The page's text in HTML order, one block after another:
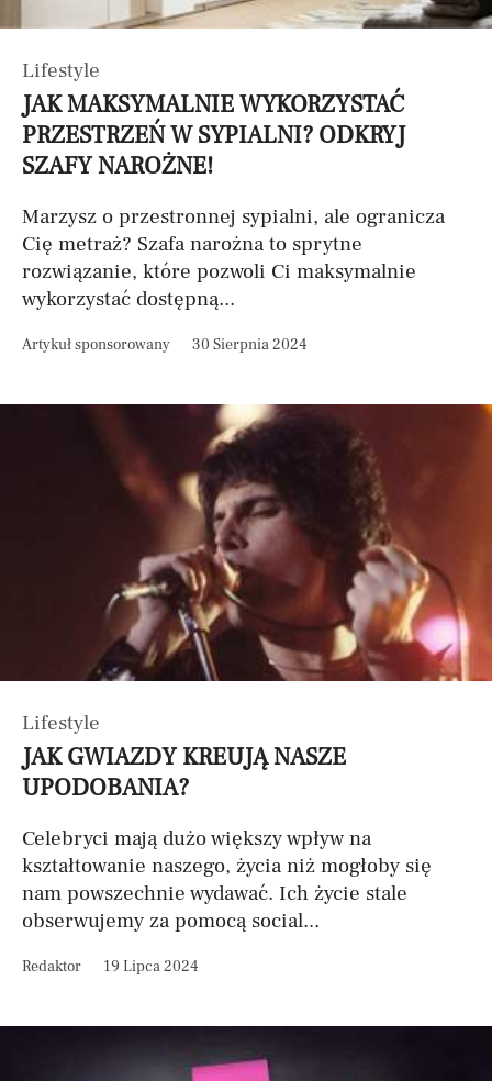
Lifestyle
JAK MAKSYMALNIE WYKORZYSTAĆ
PRZESTRZEŃ W SYPIALNI? ODKRYJ
SZAFY NAROŻNE!
Marzysz o przestronnej sypialni, ale ogranicza
Cię metraż? Szafa narożna to sprytne
rozwiązanie, które pozwoli Ci maksymalnie
wykorzystać dostępną...
Artykuł sponsorowany 30 Sierpnia 2024
Lifestyle
JAK GWIAZDY KREUJĄ NASZE
UPODOBANIA?
Celebryci mają dużo większy wpływ na
kształtowanie naszego, życia niż mogłoby się
nam powszechnie wydawać. Ich życie stale
obserwujemy za pomocą social...
Redaktor 19 Lipca 2024